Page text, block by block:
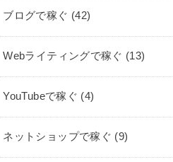
ブログで稼ぐ (42)
Webライティングで稼ぐ (13)
YouTubeで稼ぐ (4)
ネットショップで稼ぐ (9)